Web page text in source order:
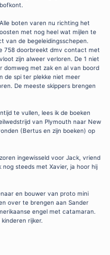
bofkont.
Alle boten varen nu richting het
oosten met nog heel wat mijlen te
van de begeleidingsschepen.
758 doorbreekt dmv contact met
zijn alweer verloren. De 1 niet
domweg met zak en al van boord
de spi ter plekke niet meer
De meeste skippers brengen
te vullen, lees ik de boeken
van Plymouth naar New
(Bertus en zijn boeken) op
ingewisseld voor Jack, vriend
steeds met Xavier, ja hoor hij
en bouwer van proto mini
over te brengen aan Sander
engel met catamaran.
rijker.